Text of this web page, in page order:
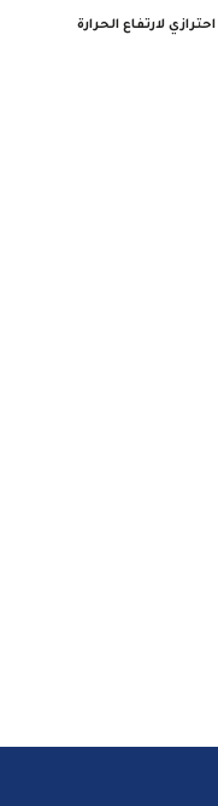
لارتفاع الحرارة